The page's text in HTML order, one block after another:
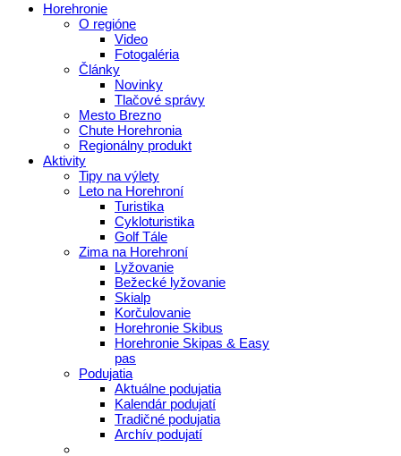
Horehronie
O regióne
Video
Fotogaléria
Články
Novinky
Tlačové správy
Mesto Brezno
Chute Horehronia
Regionálny produkt
Aktivity
Tipy na výlety
Leto na Horehroní
Turistika
Cykloturistika
Golf Tále
Zima na Horehroní
Lyžovanie
Bežecké lyžovanie
Skialp
Korčulovanie
Horehronie Skibus
Horehronie Skipas & Easy
pas
Podujatia
Aktuálne podujatia
Kalendár podujatí
Tradičné podujatia
Archív podujatí